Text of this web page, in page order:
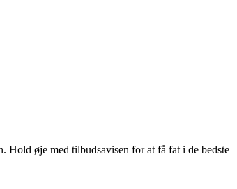
Hold øje med tilbudsavisen for at få fat i de bedste